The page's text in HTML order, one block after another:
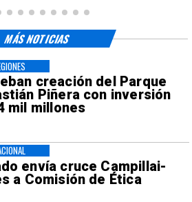
creación del Parque
Piñera con inversión
mil millones
envía cruce Campillai-
a Comisión de Ética
MÁS NOTICIAS